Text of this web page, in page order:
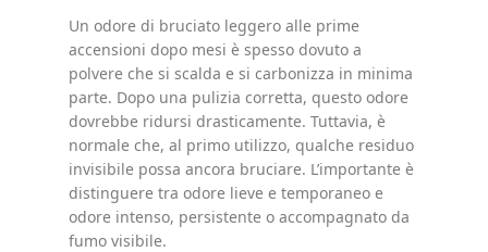
Un odore di bruciato leggero alle prime
accensioni dopo mesi è spesso dovuto a
polvere che si scalda e si carbonizza in minima
parte. Dopo una pulizia corretta, questo odore
dovrebbe ridursi drasticamente. Tuttavia, è
normale che, al primo utilizzo, qualche residuo
invisibile possa ancora bruciare. L’importante è
distinguere tra odore lieve e temporaneo e
odore intenso, persistente o accompagnato da
fumo visibile.